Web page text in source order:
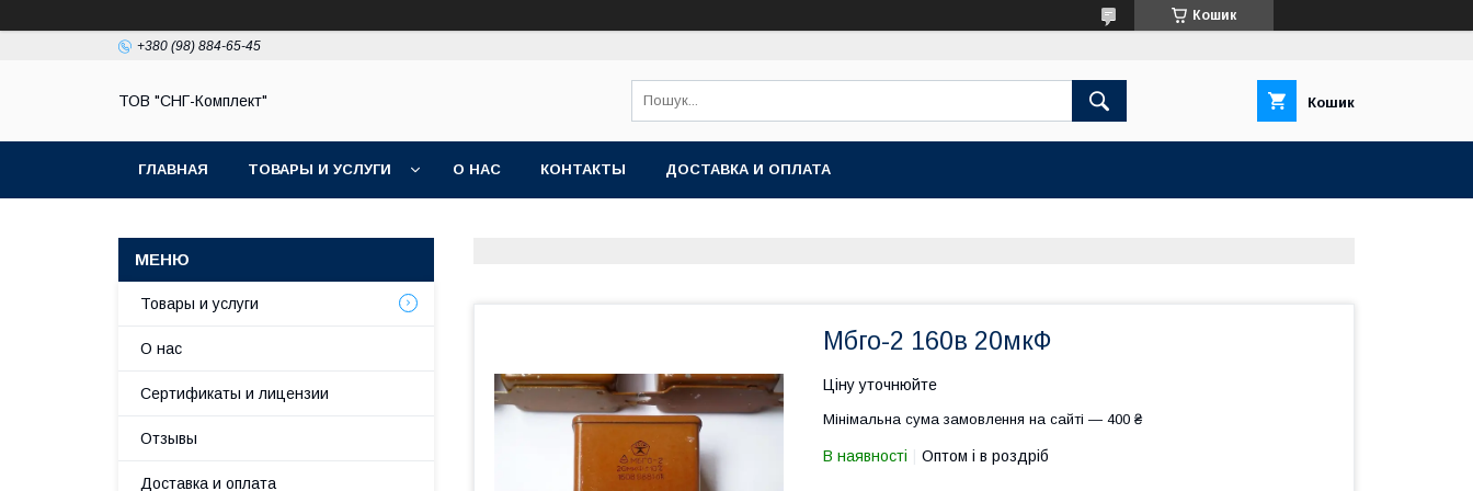
Кошик
+380 (98) 884-65-45
ТОВ "СНГ-Комплект" Кошик
ГЛАВНАЯ ТОВАРЫ И УСЛУГИ О НАС КОНТАКТЫ ДОСТАВКА И ОПЛАТА
Мбго-2 160в 20мкФ
Ціну уточнюйте
Мінімальна сума замовлення на сайті — 400 ₴
В наявності Оптом і в роздріб
Товары и услуги
О нас
Сертификаты и лицензии
Отзывы
Доставка и оплата